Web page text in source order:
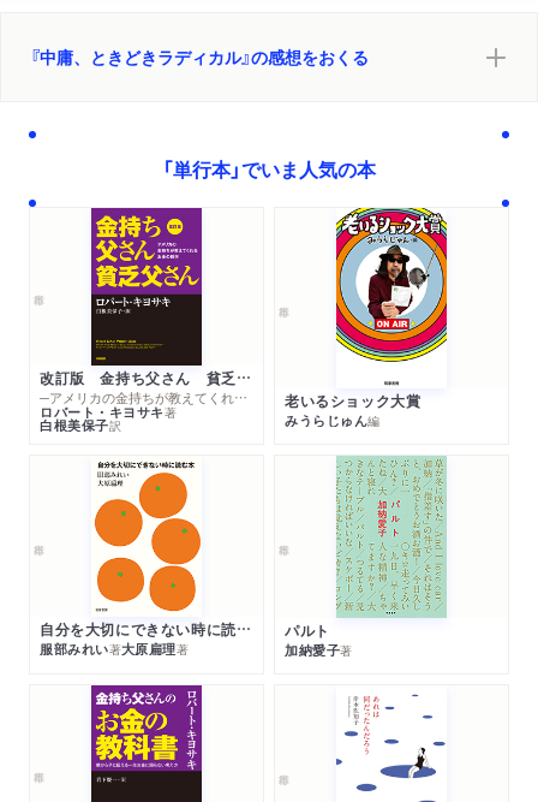
『中庸、ときどきラディカル』の感想をおくる
「単行本」でいま人気の本
改訂版 金持ち父さん 貧乏父さん
─アメリカの金持ちが教えてくれるお金の哲学
ロバート・キヨサキ著
白根美保子訳
老いるショック大賞
みうらじゅん編
自分を大切にできない時に読む本
服部みれい著大原扁理著
パルト
加納愛子著